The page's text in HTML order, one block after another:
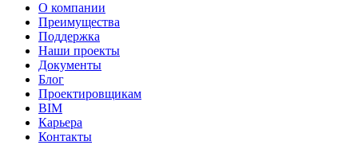
О компании
Преимущества
Поддержка
Наши проекты
Документы
Блог
Проектировщикам
BIM
Карьера
Контакты